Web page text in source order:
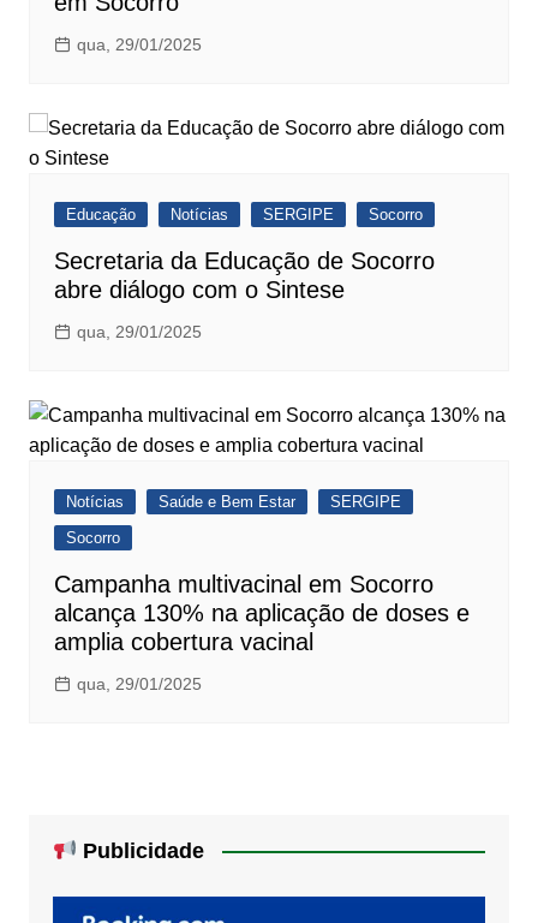
qua, 29/01/2025
Educação Notícias SERGIPE Socorro
Secretaria da Educação de Socorro
abre diálogo com o Sintese
qua, 29/01/2025
Notícias Saúde e Bem Estar
SERGIPE
Socorro
Campanha multivacinal em Socorro
alcança 130% na aplicação de doses e
amplia cobertura vacinal
qua, 29/01/2025
Publicidade